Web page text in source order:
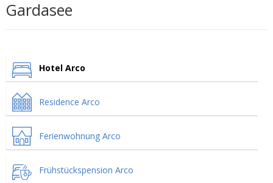
Gardasee
Hotel Arco
Residence Arco
Ferienwohnung Arco
Frühstückspension Arco